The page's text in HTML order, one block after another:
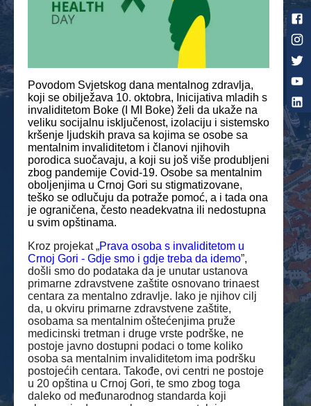
Povodom Svjetskog dana mentalnog zdravlja,
koji se obilježava 10. oktobra, Inicijativa mladih s
invaliditetom Boke (I MI Boke) želi da ukaže na
veliku socijalnu isključenost, izolaciju i sistemsko
kršenje ljudskih prava sa kojima se osobe sa
mentalnim invaliditetom i članovi njihovih
porodica suočavaju, a koji su još više produbljeni
zbog pandemije Covid-19. Osobe sa mentalnim
oboljenjima u Crnoj Gori su stigmatizovane,
teško se odlučuju da potraže pomoć, a i tada ona
je ograničena, često neadekvatna ili nedostupna
u svim opštinama.
Kroz projekat „Prava osoba s invaliditetom u
Crnoj Gori - Gdje smo i gdje treba da idemo”,
došli smo do podataka da je unutar ustanova
primarne zdravstvene zaštite osnovano trinaest
centara za mentalno zdravlje. Iako je njihov cilj
da, u okviru primarne zdravstvene zaštite,
osobama sa mentalnim oštećenjima pruže
medicinski tretman i druge vrste podrške, ne
postoje javno dostupni podaci o tome koliko
osoba sa mentalnim invaliditetom ima podršku
postojećih centara. Takođe, ovi centri ne postoje
u 20 opština u Crnoj Gori, te smo zbog toga
daleko od međunarodnog standarda koji